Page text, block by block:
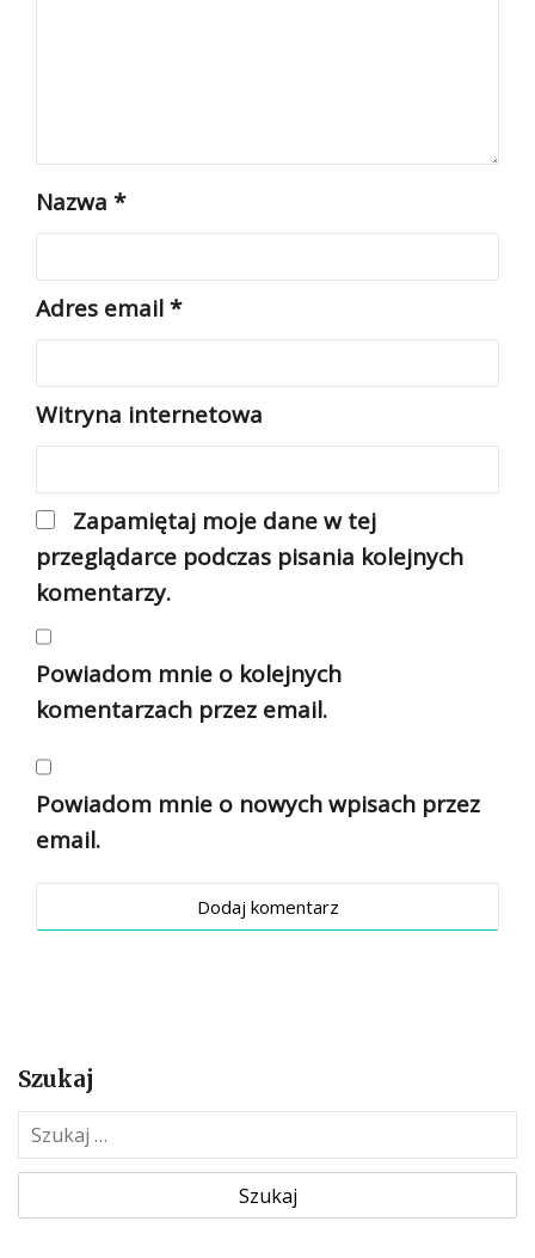
Nazwa *
Adres email*
Witryna internetowa
Zapamiętaj moje dane w tej
przeglądarce podczas pisania kolejnych
komentarzy.
Powiadom mnie o kolejnych
komentarzach przez email.
Powiadom mnie o nowych wpisach przez
email.
Szukaj
z
k